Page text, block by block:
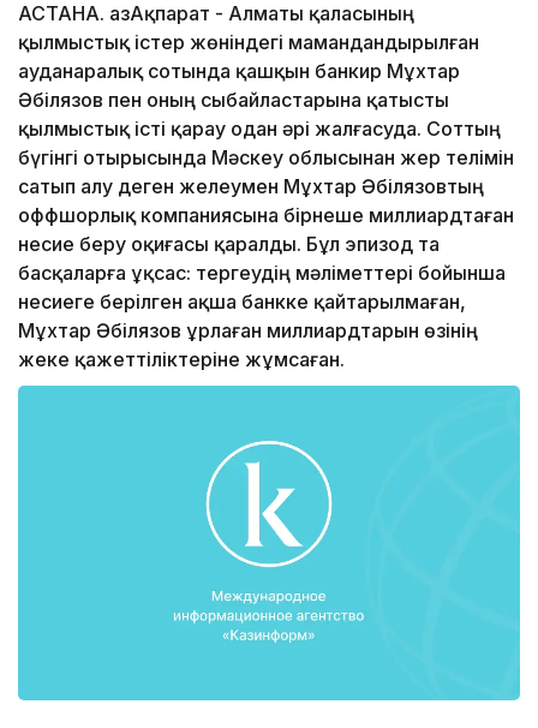
АСТАНА. ҚазАқпарат - Алматы қаласының
қылмыстық істер жөніндегі мамандандырылған
ауданаралық сотында қашқын банкир Мұхтар
Әбілязов пен оның сыбайластарына қатысты
қылмыстық істі қарау одан әрі жалғасуда. Соттың
бүгінгі отырысында Мәскеу облысынан жер телімін
сатып алу деген желеумен Мұхтар Әбілязовтың
оффшорлық компаниясына бірнеше миллиардтаған
несие беру оқиғасы қаралды. Бұл эпизод та
басқаларға ұқсас: тергеудің мәліметтері бойынша
несиеге берілген ақша банкке қайтарылмаған,
Мұхтар Әбілязов ұрлаған миллиардтарын өзінің
жеке қажеттіліктеріне жұмсаған.